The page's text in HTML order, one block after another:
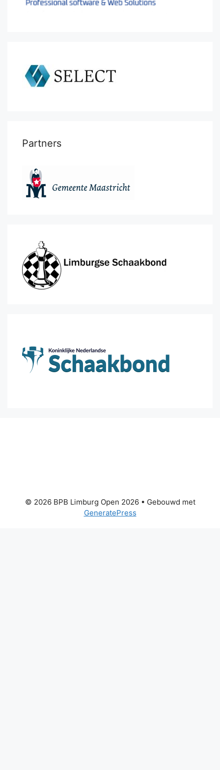
Partners
© 2026 BPB Limburg Open 2026• Gebouwd met
GeneratePress